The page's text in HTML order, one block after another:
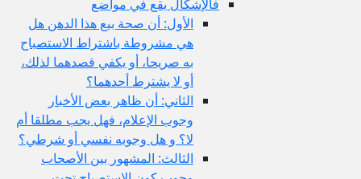
فالإشكال يقع في مواضع
الأول: أن صحة بيع هذا الدهن هل
هي مشروطة باشتراط الاستصباح
به صريحا، أو يكفي قصدهما لذلك،
أو لا يشترط أحدهما؟
الثاني: أن ظاهر بعض الأخبار
وجوب الإعلام، فهل يجب مطلقا أم
لا؟ و هل وجوبه نفسي أو شرطي؟
الثالث: المشهور بين الأصحاب